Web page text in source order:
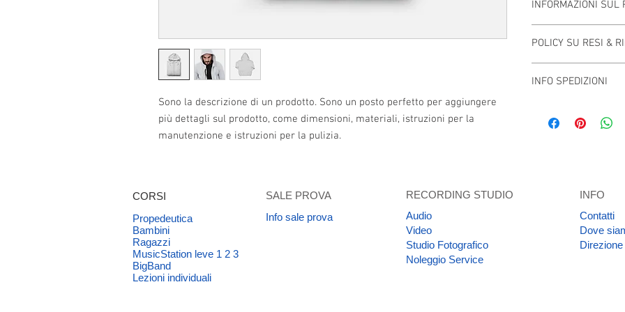
Sono la descrizione di un prodotto. Sono un posto perfetto per aggiungere
più dettagli sul prodotto, come dimensioni, materiali, istruzioni per la
manutenzione e istruzioni per la pulizia.
INFORMAZIONI SUL
per aggiungere
dimensioni, materiali,
istruzioni per la
POLICY SU RESI &
per far sapere ai
senza timori.
INFO SPEDIZIONI
per aggiungere
CORSI
Propedeutica
Bambini
Ragazzi
MusicStation leve 1 2 3
BigBand
Lezioni individuali
SALE PROVA
Info sale prova
RECORDING STUDIO
Audio
Video
Studio Fotografico
Noleggio Service
INFO
Contatti
Dove
Direzione